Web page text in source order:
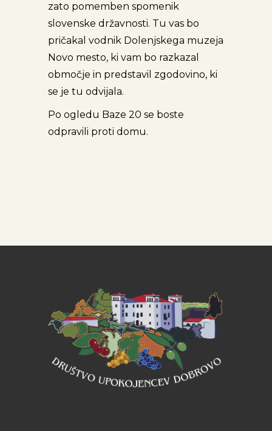
zato pomemben spomenik
slovenske državnosti. Tu vas bo
pričakal vodnik Dolenjskega muzeja
Novo mesto, ki vam bo razkazal
območje in predstavil zgodovino, ki
se je tu odvijala.
Po ogledu Baze 20 se boste
odpravili proti domu.